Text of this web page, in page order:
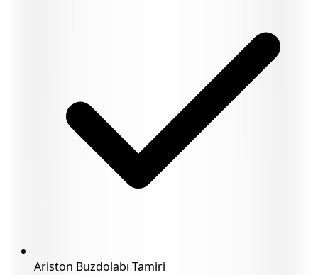
Ariston Buzdolabı Tamiri